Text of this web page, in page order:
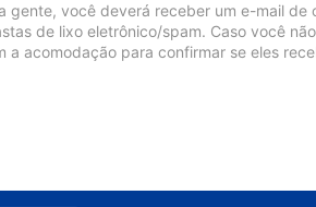
gente, você deverá receber um e-mail de
de lixo eletrônico/spam. Caso você
a acomodação para confirmar se eles